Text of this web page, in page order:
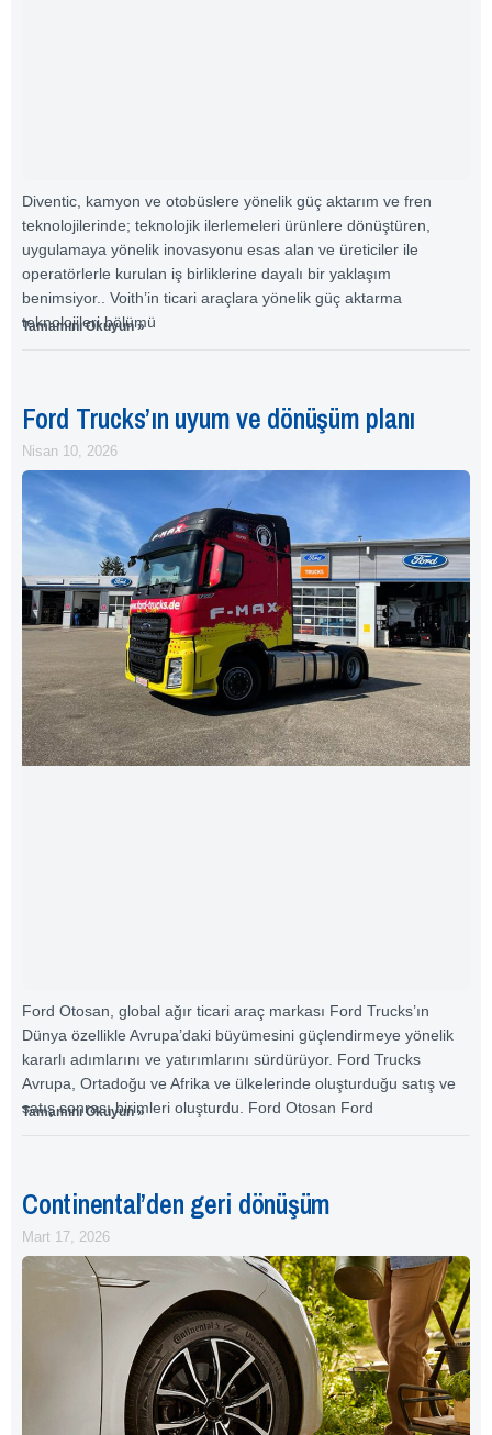
Diventic, kamyon ve otobüslere yönelik güç aktarım ve fren
teknolojilerinde; teknolojik ilerlemeleri ürünlere dönüştüren,
uygulamaya yönelik inovasyonu esas alan ve üreticiler ile
operatörlerle kurulan iş birliklerine dayalı bir yaklaşım
benimsiyor.. Voith’in ticari araçlara yönelik güç aktarma
teknolojileri bölümü
Tamamını Okuyun »
Ford Trucks’ın uyum ve dönüşüm planı
Nisan 10, 2026
Ford Otosan, global ağır ticari araç markası Ford Trucks’ın
Dünya özellikle Avrupa’daki büyümesini güçlendirmeye yönelik
kararlı adımlarını ve yatırımlarını sürdürüyor. Ford Trucks
Avrupa, Ortadoğu ve Afrika ve ülkelerinde oluşturduğu satış ve
satış sonrası birimleri oluşturdu. Ford Otosan Ford
Tamamını Okuyun »
Continental’den geri dönüşüm
Mart 17, 2026